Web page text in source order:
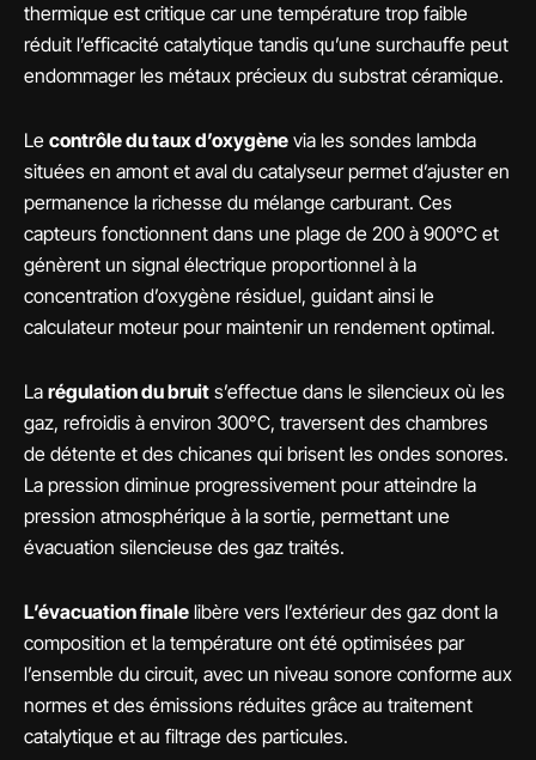
thermique est critique car une température trop faible
réduit l’efficacité catalytique tandis qu’une surchauffe peut
endommager les métaux précieux du substrat céramique.
Le contrôle du taux d’oxygène via les sondes lambda
situées en amont et aval du catalyseur permet d’ajuster en
permanence la richesse du mélange carburant. Ces
capteurs fonctionnent dans une plage de 200 à 900°C et
génèrent un signal électrique proportionnel à la
concentration d’oxygène résiduel, guidant ainsi le
calculateur moteur pour maintenir un rendement optimal.
La régulation du bruit s’effectue dans le silencieux où les
gaz, refroidis à environ 300°C, traversent des chambres
de détente et des chicanes qui brisent les ondes sonores.
La pression diminue progressivement pour atteindre la
pression atmosphérique à la sortie, permettant une
évacuation silencieuse des gaz traités.
L’évacuation finale libère vers l’extérieur des gaz dont la
composition et la température ont été optimisées par
l’ensemble du circuit, avec un niveau sonore conforme aux
normes et des émissions réduites grâce au traitement
catalytique et au filtrage des particules.